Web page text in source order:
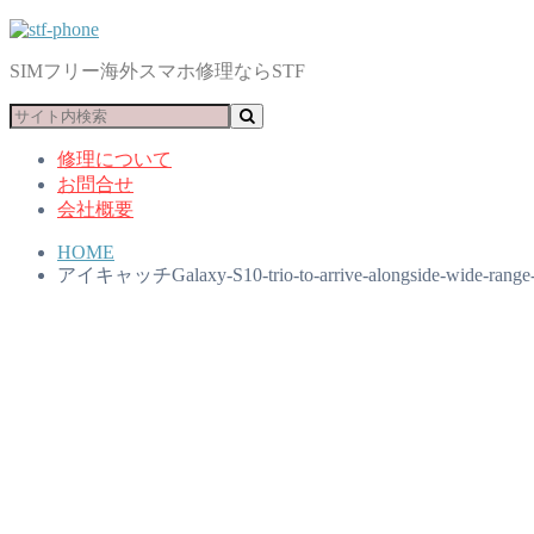
SIMフリー海外スマホ修理ならSTF
修理について
お問合せ
会社概要
HOME
アイキャッチGalaxy-S10-trio-to-arrive-alongside-wide-